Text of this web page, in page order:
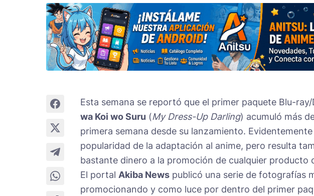
Esta semana se reportó que el primer paquete Blu-ray/
wa Koi wo Suru (My Dress-Up Darling) acumuló más
primera semana desde su lanzamiento.
popularidad de la adaptación al anime, pero resulta
bastante dinero a la promoción de cualquier producto
El portal Akiba News publicó una serie de fotografías
promocionando y como luce por dentro del primer